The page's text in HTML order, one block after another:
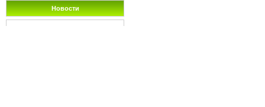
Новости